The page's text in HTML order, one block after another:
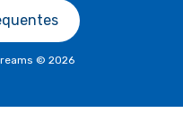
© 2026